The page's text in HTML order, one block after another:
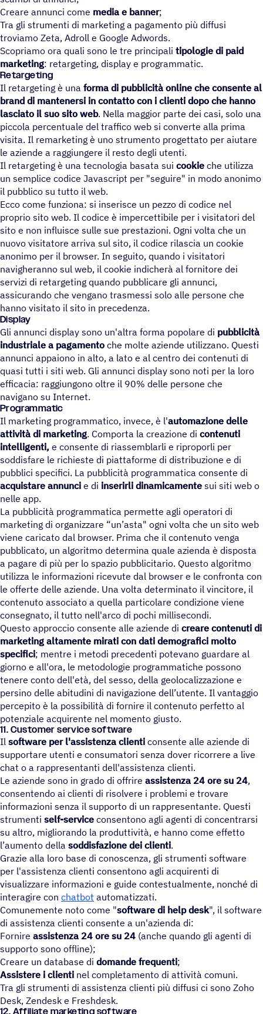
Creare annunci come media e banner;
Tra gli strumenti di marketing a pagamento più diffusi
troviamo Zeta, Adroll e Google Adwords.
Scopriamo ora quali sono le tre principali tipologie di paid
marketing: retargeting, display e programmatic.
Retargeting
Il retargeting è una forma di pubblicità online che consente al
brand di mantenersi in contatto con i clienti dopo che hanno
lasciato il suo sito web. Nella maggior parte dei casi, solo una
piccola percentuale del traffico web si converte alla prima
visita. Il remarketing è uno strumento progettato per aiutare
le aziende a raggiungere il resto degli utenti.
Il retargeting è una tecnologia basata sui cookie che utilizza
un semplice codice Javascript per "seguire" in modo anonimo
il pubblico su tutto il web.
Ecco come funziona: si inserisce un pezzo di codice nel
proprio sito web. Il codice è impercettibile per i visitatori del
sito e non influisce sulle sue prestazioni. Ogni volta che un
nuovo visitatore arriva sul sito, il codice rilascia un cookie
anonimo per il browser. In seguito, quando i visitatori
navigheranno sul web, il cookie indicherà al fornitore dei
servizi di retargeting quando pubblicare gli annunci,
assicurando che vengano trasmessi solo alle persone che
hanno visitato il sito in precedenza.
Display
Gli annunci display sono un'altra forma popolare di pubblicità
industriale a pagamento che molte aziende utilizzano. Questi
annunci appaiono in alto, a lato e al centro dei contenuti di
quasi tutti i siti web. Gli annunci display sono noti per la loro
efficacia: raggiungono oltre il 90% delle persone che
navigano su Internet.
Programmatic
Il marketing programmatico, invece, è l'automazione delle
attività di marketing. Comporta la creazione di contenuti
intelligenti, e consente di riassemblarli e riproporli per
soddisfare le richieste di piattaforme di distribuzione e di
pubblici specifici. La pubblicità programmatica consente di
acquistare annunci e di inserirli dinamicamente sui siti web o
nelle app.
La pubblicità programmatica permette agli operatori di
marketing di organizzare “un’asta" ogni volta che un sito web
viene caricato dal browser. Prima che il contenuto venga
pubblicato, un algoritmo determina quale azienda è disposta
a pagare di più per lo spazio pubblicitario. Questo algoritmo
utilizza le informazioni ricevute dal browser e le confronta con
le offerte delle aziende. Una volta determinato il vincitore, il
contenuto associato a quella particolare condizione viene
consegnato, il tutto nell'arco di pochi millisecondi.
Questo approccio consente alle aziende di creare contenuti di
marketing altamente mirati con dati demografici molto
specifici; mentre i metodi precedenti potevano guardare al
giorno e all'ora, le metodologie programmatiche possono
tenere conto dell'età, del sesso, della geolocalizzazione e
persino delle abitudini di navigazione dell’utente. Il vantaggio
percepito è la possibilità di fornire il contenuto perfetto al
potenziale acquirente nel momento giusto.
11. Custo­mer service software
Il software per l'assistenza clienti consente alle aziende di
supportare utenti e consumatori senza dover ricorrere a live
chat o a rappresentanti dell'assistenza clienti.
Le aziende sono in grado di offrire assistenza 24 ore su 24,
consentendo ai clienti di risolvere i problemi e trovare
informazioni senza il supporto di un rappresentante. Questi
strumenti self-service consentono agli agenti di concentrarsi
su altro, migliorando la produttività, e hanno come effetto
l’aumento della soddisfazione dei clienti.
Grazie alla loro base di conoscenza, gli strumenti software
per l'assistenza clienti consentono agli acquirenti di
visualizzare informazioni e guide contestualmente, nonché di
interagire con chatbot automatizzati.
Comunemente noto come "software di help desk", il software
di assistenza clienti consente a un'azienda di:
Fornire assistenza 24 ore su 24 (anche quando gli agenti di
supporto sono offline);
Creare un database di domande frequenti;
Assistere i clienti nel completamento di attività comuni.
Tra gli strumenti di assistenza clienti più diffusi ci sono Zoho
Desk, Zendesk e Freshdesk.